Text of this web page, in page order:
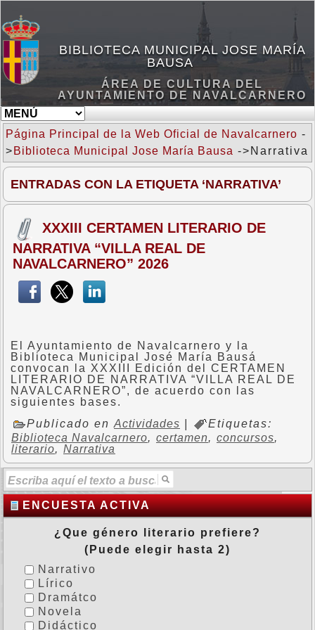
BIBLIOTECA MUNICIPAL JOSE MARÍA
BAUSA
ÁREA DE CULTURA DEL
AYUNTAMIENTO DE NAVALCARNERO
Página Principal de la Web Oficial de Navalcarnero -
> Biblioteca Municipal Jose María Bausa ->Narrativa
ENTRADAS CON LA ETIQUETA ‘NARRATIVA’
XXXIII CERTAMEN LITERARIO DE
NARRATIVA “VILLA REAL DE
NAVALCARNERO” 2026
El Ayuntamiento de Navalcarnero y la
Biblioteca Municipal José María Bausá
convocan la XXXIII Edición del CERTAMEN
LITERARIO DE NARRATIVA “VILLA REAL DE
NAVALCARNERO”, de acuerdo con las
siguientes bases.
Publicado en Actividades
Etiquetas:
Biblioteca Navalcarnero, certamen, concursos,
literario, Narrativa
ENCUESTA ACTIVA
¿Que género literario prefiere?
(Puede elegir hasta 2)
Narrativo
Lírico
Dramátco
Novela
Didáctico